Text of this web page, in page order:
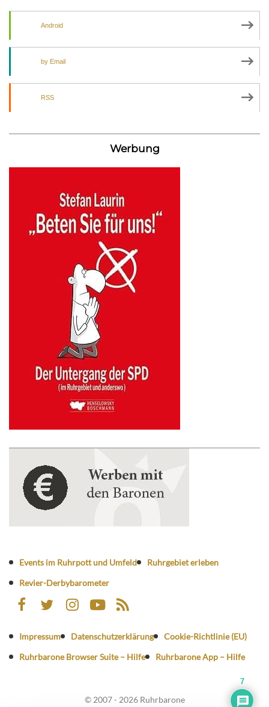
Android
by Email
RSS
Werbung
Events im Ruhrpott und Umfeld
Ruhrgebiet erleben
Revier-Derbybarometer
Impressum Datenschutzerklärung
Cookie-Richtlinie (EU)
Ruhrbarone Browser Suite – Hilfe
Ruhrbarone App – Hilfe
© 2007 - 2026 Ruhrbarone
7